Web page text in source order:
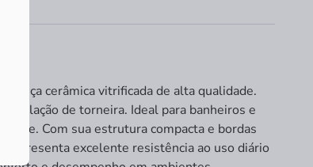
louça cerâmica vitrificada de alta qualidade.
de torneira. Ideal para banheiros e
Com sua estrutura compacta e bordas
apresenta excelente resistência ao uso diário